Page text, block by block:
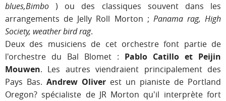
blues,Bimbo ) ou des classiques souvent dans les
arrangements de Jelly Roll Morton ; Panama rag, High
Society, weather bird rag.
Deux des musiciens de cet orchestre font partie de
l'orchestre du Bal Blomet : Pablo Catillo et Peijin
Mouwen. Les autres viendraient principalement des
Pays Bas. Andrew Oliver est un pianiste de Portland
Oregon? spécialiste de JR Morton qu'il interprète fort